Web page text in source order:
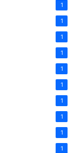
1
1
1
1
1
1
1
1
1
1